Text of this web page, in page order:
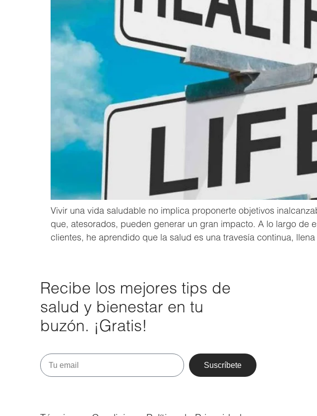
Vivir una vida saludable no implica proponerte objetivos
que, atesorados, pueden generar un gran impacto. A lo largo de
clientes, he aprendido que la salud es una travesía continua,
Recibe los mejores tips de
salud y bienestar en tu
buzón. ¡Gratis!
Suscríbete